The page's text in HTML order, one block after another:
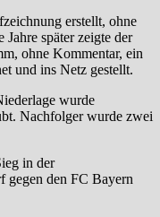
erstellt, ohne
später zeigte der
ohne Kommentar, ein
und ins Netz gestellt.
wurde
Nachfolger wurde zwei
in der
gegen den FC Bayern